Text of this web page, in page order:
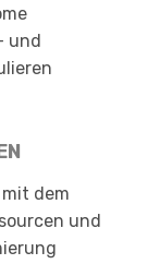
und
dem
und